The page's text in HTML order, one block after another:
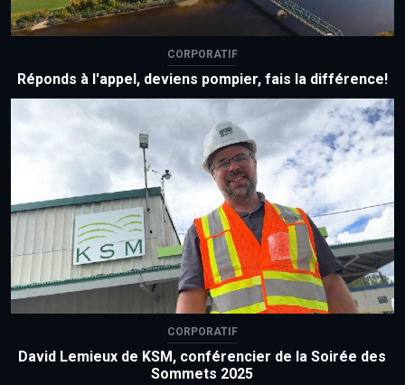
CORPORATIF
Réponds à l'appel, deviens pompier, fais la différence!
CORPORATIF
David Lemieux de KSM, conférencier de la Soirée des
Sommets 2025